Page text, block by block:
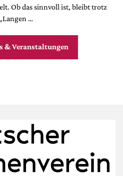
Ob das sinnvoll ist, bleibt trotz
…
& Veranstaltungen